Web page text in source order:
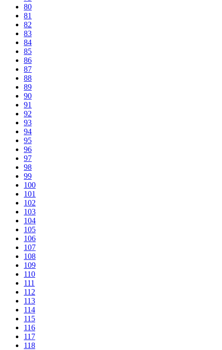
80
81
82
83
84
85
86
87
88
89
90
91
92
93
94
95
96
97
98
99
100
101
102
103
104
105
106
107
108
109
110
111
112
113
114
115
116
117
118